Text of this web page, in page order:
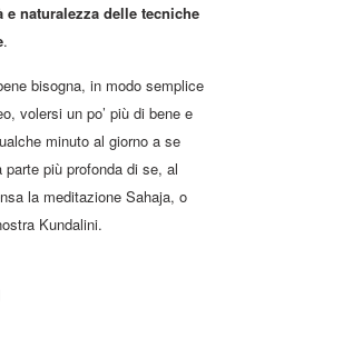
e naturalezza delle tecniche
.
bisogna, in modo semplice
volersi un po’ più di bene e
minuto al giorno a se
più profonda di se, al
la meditazione Sahaja, o
Kundalini.